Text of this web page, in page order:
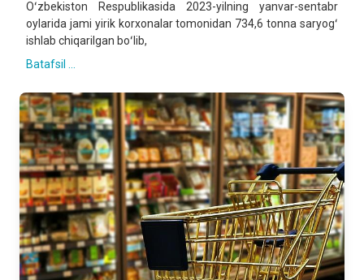
Oʻzbekiston Respublikasida 2023-yilning yanvar-sentabr
oylarida jami yirik korxonalar tomonidan 734,6 tonna saryogʻ
ishlab chiqarilgan boʻlib,
Batafsil ...